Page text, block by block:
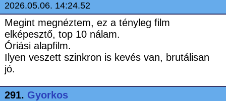
2026.05.06. 14:24.52
Megint megnéztem, ez a tényleg film
elképesztő, top 10 nálam.
Óriási alapfilm.
Ilyen veszett szinkron is kevés van, brutálisan
jó.
291. Gyorkos